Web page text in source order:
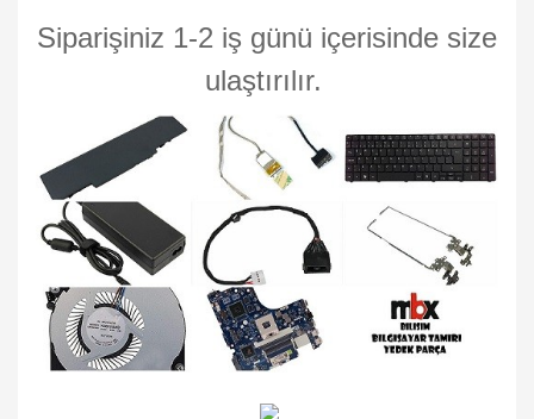
Siparişiniz 1-2 iş günü içerisinde size
ulaştırılır.